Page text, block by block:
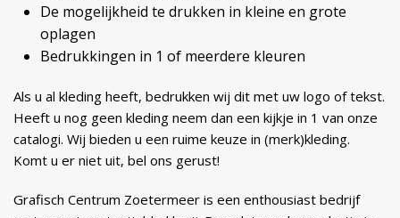
De mogelijkheid te drukken in kleine en grote
oplagen
Bedrukkingen in 1 of meerdere kleuren
Als u al kleding heeft, bedrukken wij dit met uw logo of tekst.
Heeft u nog geen kleding neem dan een kijkje in 1 van onze
catalogi. Wij bieden u een ruime keuze in (merk)kleding.
Komt u er niet uit, bel ons gerust!
Grafisch Centrum Zoetermeer is een enthousiast bedrijf